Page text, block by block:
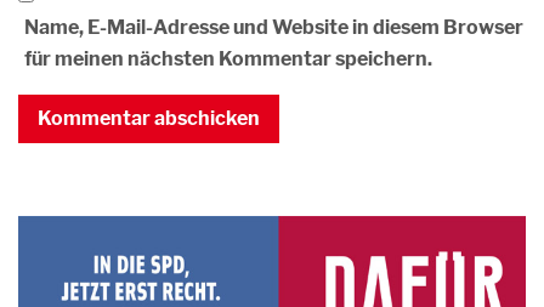
Name, E-Mail-Adresse und Website in diesem Browser
für meinen nächsten Kommentar speichern.